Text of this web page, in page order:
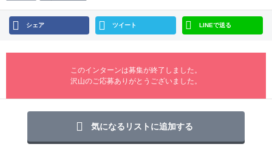
シェア ツイート LINEで送る
このインターンは募集が終了しました。
沢山のご応募ありがとうございました。
気になるリストに追加する